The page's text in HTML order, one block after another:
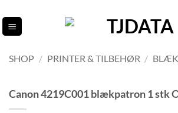
til
indhold
SHOP / PRINTER & TILBEHØR /
Canon 4219C001 blækpatron 1 stk